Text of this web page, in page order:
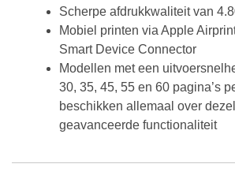
Scherpe afdrukkwaliteit van
Mobiel printen via Apple
Smart Device Connector
Modellen met een
30, 35, 45, 55 en 60 pagina’s
beschikken allemaal over
geavanceerde functionaliteit